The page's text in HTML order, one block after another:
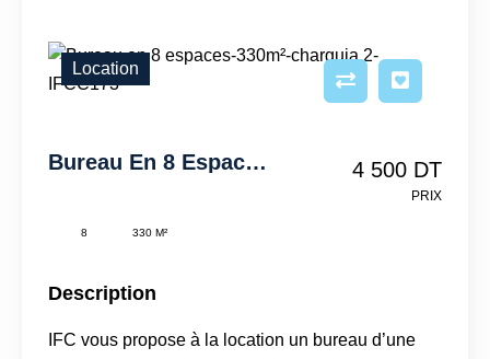
Location
Bureau En 8 Espaces-330m²-Charguia 2-IFCC173 4 500 DT
PRIX
8 330 M²
Description
IFC vous propose à la location un bureau d’une